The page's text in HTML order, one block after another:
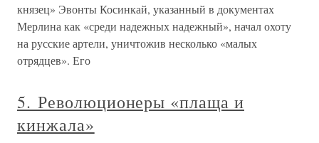
князец» Эвонты Косинкай, указанный в документах
Мерлина как «среди надежных надежный», начал охоту
на русские артели, уничтожив несколько «малых
отрядцев». Его
5. Революционеры «плаща и
кинжала»